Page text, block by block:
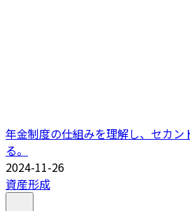
年金制度の仕組みを理解し、セカン
る。
2024-11-26
資産形成